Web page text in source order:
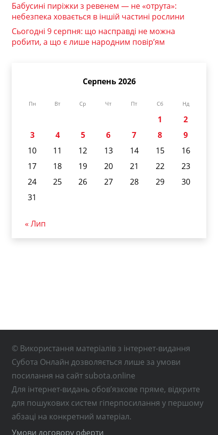
Бабусині пиріжки з ревенем — не «отрута»:
небезпека ховається в іншій частині рослини
Сьогодні 9 серпня: що насправді не можна
робити, а що є лише народним повір’ям
Серпень 2026
Пн Вт Ср Чт Пт Сб Нд
1
2
3
4 5 6 7 8
9
10
11 12 13 14 15
16
17
18 19 20 21 22
23
24
25 26 27 28 29
30
31
« Лип
© Використання матеріалів з інтернет-видання
Субота Онлайн дозволяється лише за умови
посилання на сайт subota.online
Для інтернет-видань обов’язкове пряме, відкрите
для пошукових систем гіперпосилання у першому
абзаці на конкретний матеріал.
Умови договору оферти